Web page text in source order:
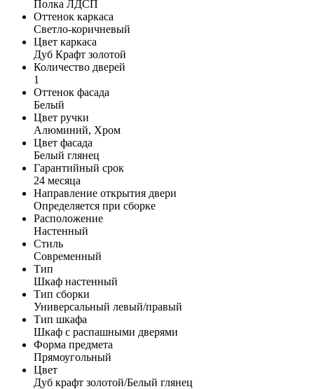
Полка ЛДСП
Оттенок каркаса
Светло-коричневый
Цвет каркаса
Дуб Крафт золотой
Количество дверей
1
Оттенок фасада
Белый
Цвет ручки
Алюминий, Хром
Цвет фасада
Белый глянец
Гарантийный срок
24 месяца
Направление открытия двери
Определяется при сборке
Расположение
Настенный
Стиль
Современный
Тип
Шкаф настенный
Тип сборки
Универсальный левый/правый
Тип шкафа
Шкаф с распашными дверями
Форма предмета
Прямоугольный
Цвет
Дуб крафт золотой/Белый глянец